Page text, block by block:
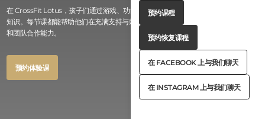
Text
Button
Text
预约课程
Text
Button
Text
预约恢复课程
预约恢复课程
Button
Text
在 FACEBOOK 上与我们聊天
在 FACEBOOK 上与我们聊天
Button
在 INSTAGRAM 上与我们聊天
在 INSTAGRAM 上与我们聊天
在 CrossFit Lotus，孩子们通过游戏、功能性动作和团体活动学习 CrossFit 的基础
知识。每节课都能帮助他们在充满支持与鼓励的环境中增强力量、协调能力、自信心
和团队合作能力。
Button
预约体验课
预约体验课